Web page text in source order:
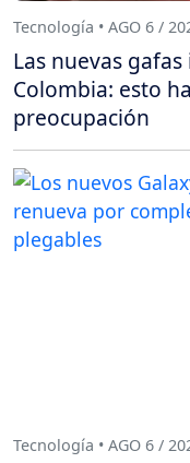
Tecnología • AGO 6 /
Las nuevas
Colombia: esto
preocupación
Tecnología • AGO 6 /